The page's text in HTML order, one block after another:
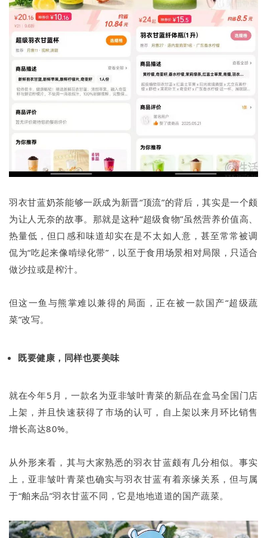
羽衣甘蓝奶茶能够一跃成为新晋“顶流”的背后，其实是一个颇
为让人无奈的故事。那就是这种“超级食物”虽然营养价值高、
热量低，但口感和味道却实在是不太如人意，甚至常常被调
侃为“吃起来像啃绿化带”，以至于食用场景相对局限，只适合
做沙拉或是榨汁。
但这一鱼与熊掌难以兼得的局面，正在被一款国产“超级蔬
菜”改写。
既要健康，同样也要美味
就在今年5月，一款名为亚非皱叶青菜的新品在盒马全国门店
上架，并且快速获得了市场的认可，自上架以来月环比销售
增长高达80%。
从外形来看，其与大家熟悉的羽衣甘蓝颇有几分相似。事实
上，亚非皱叶青菜也确实与羽衣甘蓝有着亲缘关系，但与属
于“舶来品”羽衣甘蓝不同，它是地地道道的国产蔬菜。